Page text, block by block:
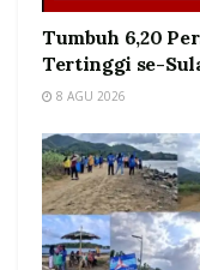
Tumbuh 6,20
Tertinggi se-
8 AGU 2026